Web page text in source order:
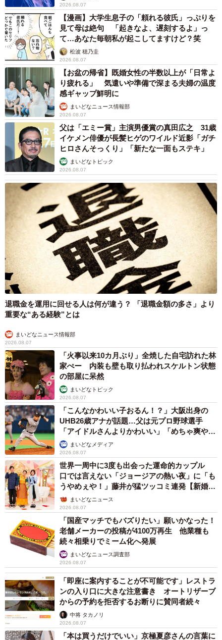
コブを見つけるまで、目立った異変はなかった
獣医師からは「線維肉腫」と告げられた。だが、自ら情報
を集める中で、水鳥さんは注射部位肉腫を疑うようにな
る。
スピカくんは子猫時代には規定数、成猫時代は3年に1回の
頻度でワクチンを接種していた。猫風邪や胃腸炎のときに
は採血や栄養剤などの注射をしたことはあったが、特別に
注射の機会が多かったわけではない。
お風呂の出待ち中
水鳥さんは、かかりつけ医や大学病院の執刀医に注射部位
肉腫の可能性を尋ねたが、断定はできないと言われた。治
療方法やペット保険の申請上のくくりが同じであるため、
「線維肉腫」として治療がスタート。スピカくんは、大学
病院で腫瘍の切除手術を受けることとなった。
2度の切除手術と3カ月間の放射線治療
2026.08.07
【漫画】大学生息子の「頼れる彼氏」っぷりを
見て母は絶句 「起きなよ、遅刻するよ」っ
て…あなた毎朝私が起こしてますけど？笑
松波 穂乃圭
2026.08.07
【お盆の帰省】既婚女性の半数以上が「日常よ
り疲れる」 気遣いや準備で深まる夫婦の温度
感ギャップ鮮明に
まいどなニュース情報部
2026.08.07
父は「エミー賞」主演男優賞の真田広之 31歳
イケメン俳優が長髪ヒゲのワイルド近影「ガチ
ヒロさんそっくり」「新たな一面もステキ」
まいどなトピック
2026.08.07
退職金を運用に回せる人は何が違う？ 「退職金額の多さ」より
重要な“ある経験”とは
まいどなニュース情報部
2026.08.07
「火事以来10カ月ぶり」全焼した自宅訪れた林
家ぺー 内装も壁も取り払われスケルトン状態
の部屋に呆然
まいどなトピック
2026.08.07
「こんなかわいい子おるん！？」大阪出身の
UHB26歳アナが話題…父は元プロ野球選手
「アイドルさんよりかわいい」「めちゃ爽や
か」まいどなメディア
2026.08.07
世界一周中に3度も出会った運命的カップル
口では言えない「ジョージアの熱い夜」に「も
うやめぇや！」藤井が猛ツッコミ連発【新婚さ
ん】まいどなニュース
2026.08.07
「国産マッチでもバズりたい」願いかなった！
老舗メーカーの投稿が4100万再生 他業種も
続々相乗りでミーム化へ発展
まいどなニュース調査部
2026.08.07
「即座に案内することが不可能です」レストラ
ンの入り口に大きな注意書き オートリザーブ
からの予約を拒否するお断りに賛同者続々
中将 タカノリ
2026.08.07
「本は買うだけでいい」京極夏彦さんの言葉に